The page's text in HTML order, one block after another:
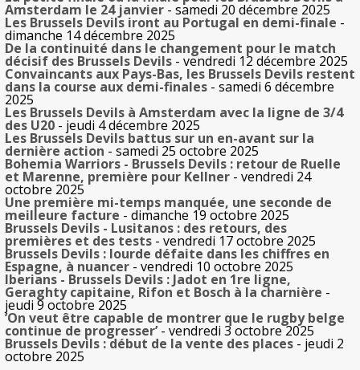
Amsterdam le 24 janvier - samedi 20 décembre 2025
Les Brussels Devils iront au Portugal en demi-finale -
dimanche 14 décembre 2025
De la continuité dans le changement pour le match
décisif des Brussels Devils - vendredi 12 décembre 2025
Convaincants aux Pays-Bas, les Brussels Devils restent
dans la course aux demi-finales - samedi 6 décembre
2025
Les Brussels Devils à Amsterdam avec la ligne de 3/4
des U20 - jeudi 4 décembre 2025
Les Brussels Devils battus sur un en-avant sur la
dernière action - samedi 25 octobre 2025
Bohemia Warriors - Brussels Devils : retour de Ruelle
et Marenne, première pour Kellner - vendredi 24
octobre 2025
Une première mi-temps manquée, une seconde de
meilleure facture - dimanche 19 octobre 2025
Brussels Devils - Lusitanos : des retours, des
premières et des tests - vendredi 17 octobre 2025
Brussels Devils : lourde défaite dans les chiffres en
Espagne, à nuancer - vendredi 10 octobre 2025
Iberians - Brussels Devils : Jadot en 1re ligne,
Geraghty capitaine, Rifon et Bosch à la charnière -
jeudi 9 octobre 2025
’On veut être capable de montrer que le rugby belge
continue de progresser’- vendredi 3 octobre 2025
Brussels Devils : début de la vente des places - jeudi 2
octobre 2025